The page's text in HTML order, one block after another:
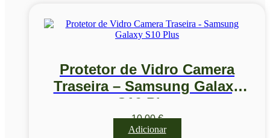
Protetor de Vidro Camera
Traseira – Samsung Galaxy
S10 Plus
10,00€
Adicionar